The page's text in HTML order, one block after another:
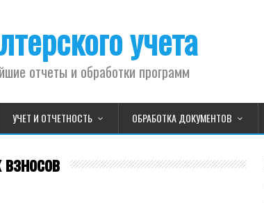
учета
отчеты и обработки программ
УЧЕТ И ОТЧЕТНОСТЬ ОБРАБОТКА ДОКУМЕНТОВ